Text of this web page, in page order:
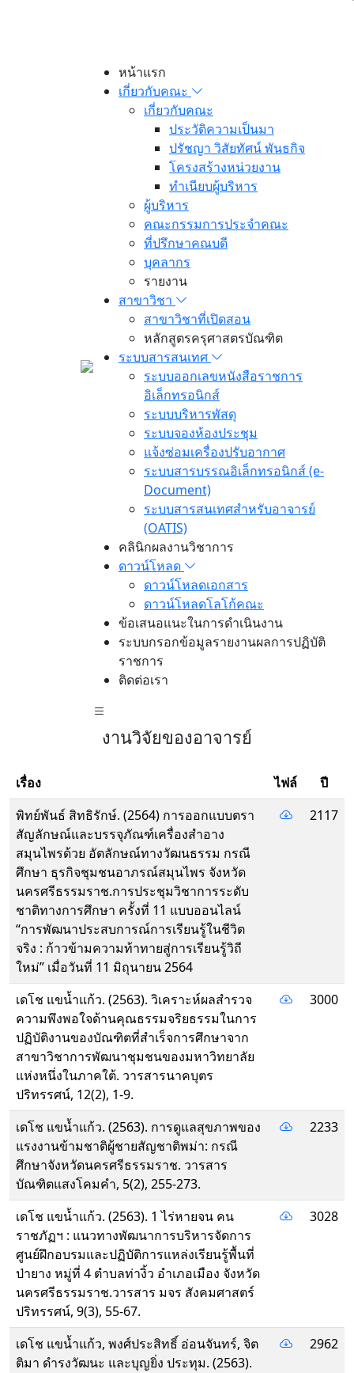
หน้าแรก
เกี่ยวกับคณะ
เกี่ยวกับคณะ
ประวัติความเป็นมา
ปรัชญา วิสัยทัศน์ พันธกิจ
โครงสร้างหน่วยงาน
ทำเนียบผู้บริหาร
ผู้บริหาร
คณะกรรมการประจำคณะ
ที่ปรึกษาคณบดี
บุคลากร
รายงาน
สาขาวิชา
สาขาวิชาที่เปิดสอน
หลักสูตรครุศาสตรบัณฑิต
ระบบสารสนเทศ
ระบบออกเลขหนังสือราชการ
อิเล็กทรอนิกส์
ระบบบริหารพัสดุ
ระบบจองห้องประชุม
แจ้งซ่อมเครื่องปรับอากาศ
ระบบสารบรรณอิเล็กทรอนิกส์ (e-
Document)
ระบบสารสนเทศสำหรับอาจารย์
(OATIS)
คลินิกผลงานวิชาการ
ดาวน์โหลด
ดาวน์โหลดเอกสาร
ดาวน์โหลดโลโก้คณะ
ข้อเสนอแนะในการดำเนินงาน
ระบบกรอกข้อมูลรายงานผลการปฏิบัติ
ราชการ
ติดต่อเรา
งานวิจัยของอาจารย์
เรื่อง ไฟล์
ปี
พิทย์พันธ์ สิทธิรักษ์. (2564) การออกแบบตรา
สัญลักษณ์และบรรจุภัณฑ์เครื่องสำอาง
สมุนไพรด้วย อัตลักษณ์ทางวัฒนธรรม กรณี
ศึกษา ธุรกิจชุมชนอาภรณ์สมุนไพร จังหวัด
นครศรีธรรมราช.การประชุมวิชาการระดับ
ชาติทางการศึกษา ครั้งที่ 11 แบบออนไลน์
“การพัฒนาประสบการณ์การเรียนรู้ในชีวิต
จริง : ก้าวข้ามความท้าทายสู่การเรียนรู้วิถี
ใหม่” เมื่อวันที่ 11 มิถุนายน 2564
2117
เดโช แขน้ำแก้ว. (2563). วิเคราะห์ผลสำรวจ
ความพึงพอใจด้านคุณธรรมจริยธรรมในการ
ปฏิบัติงานของบัณฑิตที่สำเร็จการศึกษาจาก
สาขาวิชาการพัฒนาชุมชนของมหาวิทยาลัย
แห่งหนึ่งในภาคใต้. วารสารนาคบุตร
ปริทรรศน์, 12(2), 1-9.
3000
เดโช แขน้ำแก้ว. (2563). การดูแลสุขภาพของ
แรงงานข้ามชาติผู้ชายสัญชาติพม่า: กรณี
ศึกษาจังหวัดนครศรีธรรมราช. วารสาร
บัณฑิตแสงโคมคำ, 5(2), 255-273.
2233
เดโช แขน้ำแก้ว. (2563). 1 ไร่หายจน คน
ราชภัฏฯ : แนวทางพัฒนาการบริหารจัดการ
ศูนย์ฝึกอบรมและปฏิบัติการแหล่งเรียนรู้พื้นที่
ป่ายาง หมู่ที่ 4 ตำบลท่างิ้ว อำเภอเมือง จังหวัด
นครศรีธรรมราช.วารสาร มจร สังคมศาสตร์
ปริทรรศน์, 9(3), 55-67.
3028
เดโช แขน้ำแก้ว, พงศ์ประสิทธิ์ อ่อนจันทร์, จิต
ติมา ดำรงวัฒนะ และบุญยิ่ง ประทุม. (2563).
2962